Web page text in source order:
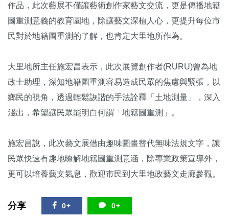
作品，此次藝展不僅讓藝術創作家藝文交流，更是傳播地籍
圖重測意義的教育園地，除讓藝文深植人心，更提升每位市
民對於地籍圖重測的了解，也肯定大里地所作為。
大里地所主任施宏昌表示，此次展覽創作者(RURU)曾為地
政士助理，深知地籍圖重測容易造成民眾的焦慮與緊張，以
鄉民的視角，透過輕鬆詼諧的手法詮釋「土地測量」，深入
淺出，希望讓民眾能明白何謂「地籍圖重測」。
施宏昌說，此次藝文展借由趣味圖畫替代無味法規文字，讓
民眾快速有趣地瞭解地籍圖重測意涵，除專業政策宣導外，
更可以培養藝文氣息，歡迎市民到大里地政藝文走廊參觀。
分享 0+ 0+